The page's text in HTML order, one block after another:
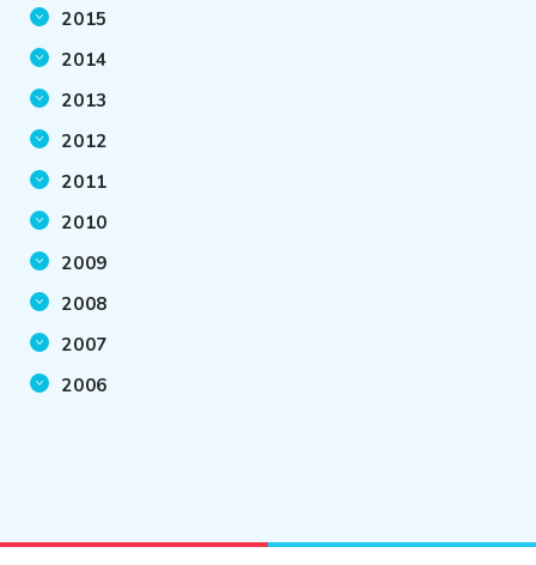
2015
2014
2013
2012
2011
2010
2009
2008
2007
2006